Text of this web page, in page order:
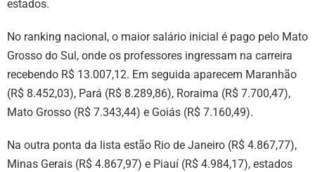
estados.
No ranking nacional, o maior salário inicial é pago pelo Mato
Grosso do Sul, onde os professores ingressam na carreira
recebendo R$ 13.007,12. Em seguida aparecem Maranhão
(R$ 8.452,03), Pará (R$ 8.289,86), Roraima (R$ 7.700,47),
Mato Grosso (R$ 7.343,44) e Goiás (R$ 7.160,49).
Na outra ponta da lista estão Rio de Janeiro (R$ 4.867,77),
Minas Gerais (R$ 4.867,97) e Piauí (R$ 4.984,17), estados